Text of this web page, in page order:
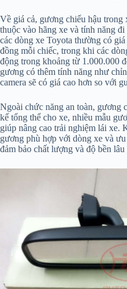
Về giá cả, gương chiếu hậu
thuộc vào hãng xe và tính năng
các dòng xe Toyota thường có
đồng mỗi chiếc, trong khi các
động trong khoảng từ 1.000.000
gương có thêm tính năng như
camera sẽ có giá cao hơn so với
Ngoài chức năng an toàn, gương
kế tổng thể cho xe, nhiều mẫu
giúp nâng cao trải nghiệm lái xe.
gương phù hợp với dòng xe và
đảm bảo chất lượng và độ bền lâu